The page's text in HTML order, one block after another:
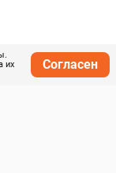
их
Согласен